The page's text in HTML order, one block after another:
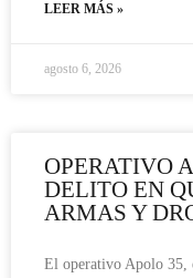
LEER MÁS »
agosto 6, 2026
OPERATIVO
DELITO EN
ARMAS Y
El operativo Apolo 35,